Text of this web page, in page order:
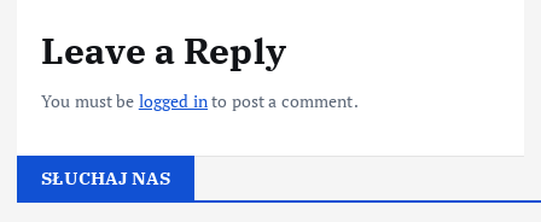
Leave a Reply
You must be logged into post a comment.
SŁUCHAJ NAS